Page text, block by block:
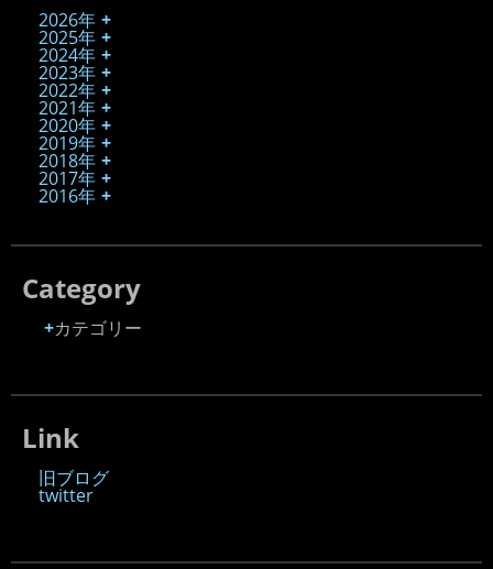
2026年
2025年
2024年
2023年
2022年
2021年
2020年
2019年
2018年
2017年
2016年
Category
カテゴリー
Link
旧ブログ
twitter